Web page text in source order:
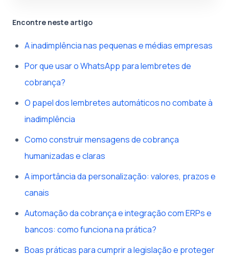
Encontre neste artigo
A inadimplência nas pequenas e médias empresas
Por que usar o WhatsApp para lembretes de
cobrança?
O papel dos lembretes automáticos no combate à
inadimplência
Como construir mensagens de cobrança
humanizadas e claras
A importância da personalização: valores, prazos e
canais
Automação da cobrança e integração com ERPs e
bancos: como funciona na prática?
Boas práticas para cumprir a legislação e proteger